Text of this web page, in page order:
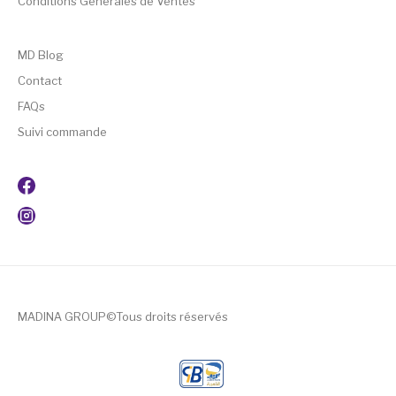
MD Blog
Contact
FAQs
Suivi commande
MADINA GROUP©Tous droits réservés